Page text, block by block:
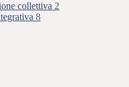
collettiva 2
8